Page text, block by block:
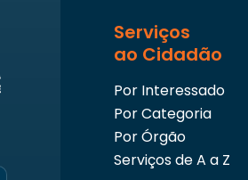
Serviços
ao Cidadão
Por Interessado
Por Categoria
Por Órgão
Serviços de A a Z